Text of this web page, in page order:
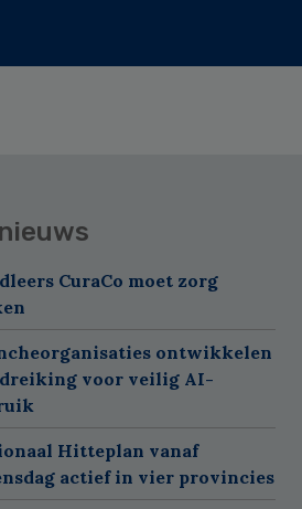
CuraCo moet zorg
ontwikkelen
voor veilig AI-
Hitteplan vanaf
actief in vier provincies